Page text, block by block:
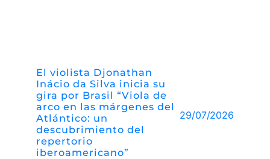
El violista Djonathan
Inácio da Silva inicia su
gira por Brasil “Viola de
arco en las márgenes del
Atlántico: un
descubrimiento del
repertorio
iberoamericano”
29/07/2026